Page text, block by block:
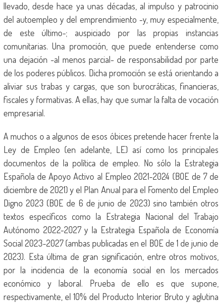
llevado, desde hace ya unas décadas, al impulso y patrocinio
del autoempleo y del emprendimiento -y, muy especialmente,
de este último-; auspiciado por las propias instancias
comunitarias. Una promoción, que puede entenderse como
una dejación -al menos parcial- de responsabilidad por parte
de los poderes públicos. Dicha promoción se está orientando a
aliviar sus trabas y cargas, que son burocráticas, financieras,
fiscales y formativas. A ellas, hay que sumar la falta de vocación
empresarial.
A muchos o a algunos de esos óbices pretende hacer frente la
Ley de Empleo (en adelante, LE) así como los principales
documentos de la política de empleo. No sólo la Estrategia
Española de Apoyo Activo al Empleo 2021-2024 (BOE de 7 de
diciembre de 2021) y el Plan Anual para el Fomento del Empleo
Digno 2023 (BOE de 6 de junio de 2023) sino también otros
textos específicos como la Estrategia Nacional del Trabajo
Autónomo 2022-2027 y la Estrategia Española de Economía
Social 2023-2027 (ambas publicadas en el BOE de 1 de junio de
2023). Esta última de gran significación, entre otros motivos,
por la incidencia de la economía social en los mercados
económico y laboral. Prueba de ello es que supone,
respectivamente, el 10% del Producto Interior Bruto y aglutina